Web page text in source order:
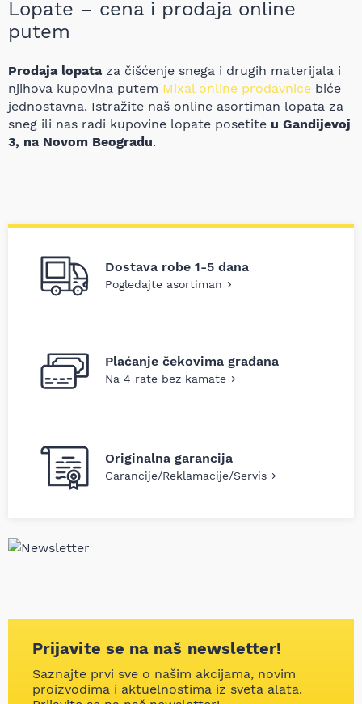
Lopate – cena i prodaja online
putem
Prodaja lopata za čišćenje snega i drugih materijala i
njihova kupovina putem Mixal online prodavnice biće
jednostavna. Istražite naš online asortiman lopata za
sneg ili nas radi kupovine lopate posetite u Gandijevoj
3, na Novom Beogradu.
Dostava robe 1-5 dana
Pogledajte asortiman
Plaćanje čekovima građana
Na 4 rate bez kamate
Originalna garancija
Garancije/Reklamacije/Servis
Prijavite se na naš newsletter!
Saznajte prvi sve o našim akcijama, novim
proizvodima i aktuelnostima iz sveta alata.